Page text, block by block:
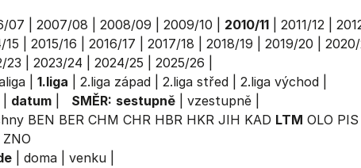
07 2007/08 2008/09 2009/10 2010/11| 2011/12|
15
2015/16 2016/17 2017/18 2018/19 2019/20 2020/
23
2023/24 2024/25 2025/26
| 1.liga 2.liga západ| 2.liga střed| 2.liga východ|
datum| SMĚR: sestupně| vzestupně|
BEN BER CHM CHR HBR HKR JIH KAD LTM OLO PIS
ZNO
| doma| venku|